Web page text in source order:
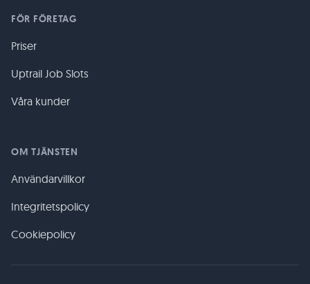
FÖR FÖRETAG
Priser
Uptrail Job Slots
Våra kunder
OM TJÄNSTEN
Användarvillkor
Integritetspolicy
Cookiepolicy